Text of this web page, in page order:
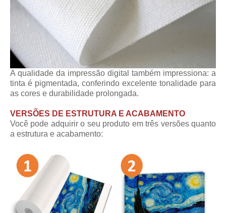
A qualidade da impressão digital também impressiona: a
tinta é pigmentada, conferindo excelente tonalidade para
as cores e durabilidade prolongada.
VERSÕES DE ESTRUTURA E ACABAMENTO
Você pode adquirir o seu produto em três versões quanto
a estrutura e acabamento: